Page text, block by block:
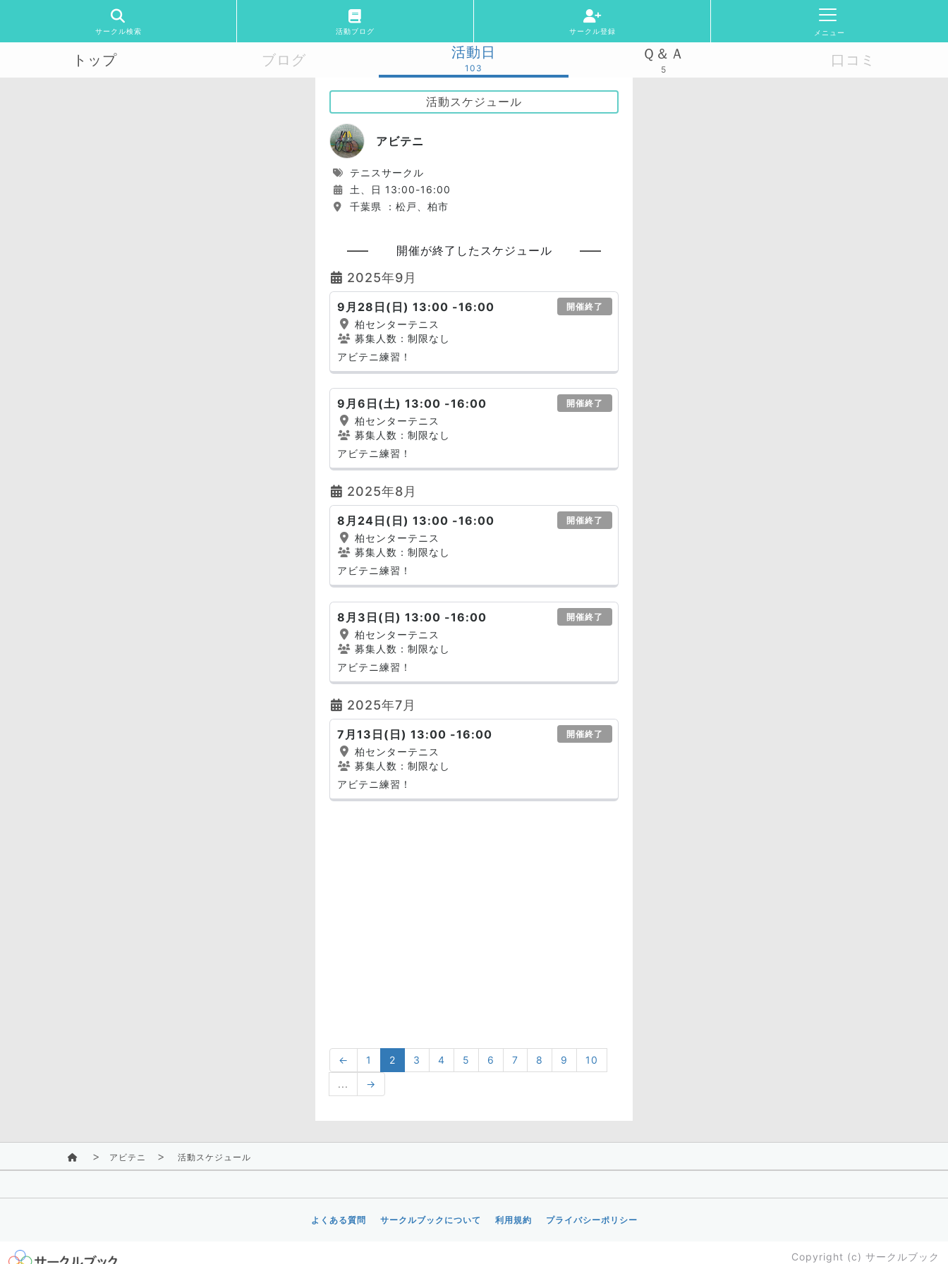
サークル検索 活動ブログ サークル登録 メニュー
トップ ブログ 活動日
103
Ｑ＆Ａ
5
口コミ
活動スケジュール
アビテニ
テニスサークル
土、日 13:00-16:00
千葉県 ：松戸、柏市
開催が終了したスケジュール
2025年9月
9月28日(日) 13:00 -16:00 開催終了
柏センターテニス
募集人数：制限なし
アビテニ練習！
9月6日(土) 13:00 -16:00 開催終了
柏センターテニス
募集人数：制限なし
アビテニ練習！
2025年8月
8月24日(日) 13:00 -16:00 開催終了
柏センターテニス
募集人数：制限なし
アビテニ練習！
8月3日(日) 13:00 -16:00 開催終了
柏センターテニス
募集人数：制限なし
アビテニ練習！
2025年7月
7月13日(日) 13:00 -16:00 開催終了
柏センターテニス
募集人数：制限なし
アビテニ練習！
← 1 2 3 4 5 6 7 8 9
10
...
→
アビテニ 活動スケジュール
よくある質問 サークルブックについて 利用規約 プライバシーポリシー
Copyright (c) サークルブック